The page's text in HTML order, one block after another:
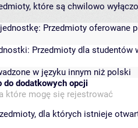
które są chwilowo
Przedmioty oferowane
Przedmioty dla studentów
w języku innym niż polski
dodatkowych opcji
które mogę się rejestrować
dla których istnieje